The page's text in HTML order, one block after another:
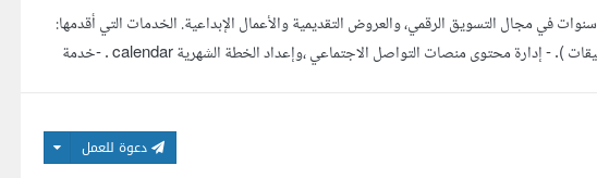
السلام عليكم ورحمه الله وبركاته،، مرحبا بكم،،، تجاوزت خبرتي 3 سنوات في مجال التسويق الرقمي، والعروض التقديمية والأعمال الإبداعية. الخدمات التي أقدمها:
كتابة الرسائل التسويقية ( التسويق عبر الهاتف ، التسويق عبر التطبيقات ). - إدارة محتوى منصات التواصل الاجتماعي ،وإعداد الخطة الشهرية calendar . -خدمة
دعوة للعمل